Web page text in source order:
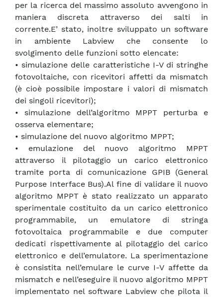
per la ricerca del massimo assoluto avvengono in
maniera discreta attraverso dei salti in
corrente.E’ stato, inoltre sviluppato un software
in ambiente Labview che consente lo
svolgimento delle funzioni sotto elencate:
• simulazione delle caratteristiche I-V di stringhe
fotovoltaiche, con ricevitori affetti da mismatch
(è cioè possibile impostare i valori di mismatch
dei singoli ricevitori);
• simulazione dell’algoritmo MPPT perturba e
osserva elementare;
• simulazione del nuovo algoritmo MPPT;
• emulazione del nuovo algoritmo MPPT
attraverso il pilotaggio un carico elettronico
tramite porta di comunicazione GPIB (General
Purpose Interface Bus).Al fine di validare il nuovo
algoritmo MPPT è stato realizzato un apparato
sperimentale costituito da un carico elettronico
programmabile, un emulatore di stringa
fotovoltaica programmabile e due computer
dedicati rispettivamente al pilotaggio del carico
elettronico e dell’emulatore. La sperimentazione
è consistita nell’emulare le curve I-V affette da
mismatch e nell’eseguire il nuovo algoritmo MPPT
implementato nel software Labview che pilota il